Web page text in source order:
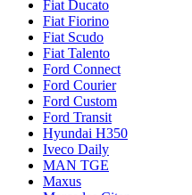
Fiat Ducato
Fiat Fiorino
Fiat Scudo
Fiat Talento
Ford Connect
Ford Courier
Ford Custom
Ford Transit
Hyundai H350
Iveco Daily
MAN TGE
Maxus